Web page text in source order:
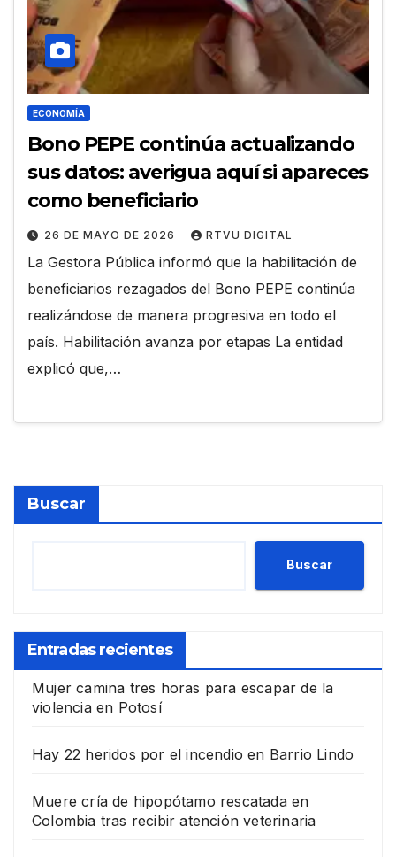
ECONOMÍA
Bono PEPE continúa actualizando
sus datos: averigua aquí si apareces
como beneficiario
26 DE MAYO DE 2026 RTVU DIGITAL
La Gestora Pública informó que la habilitación de
beneficiarios rezagados del Bono PEPE continúa
realizándose de manera progresiva en todo el
país. Habilitación avanza por etapas La entidad
explicó que,…
Buscar
Buscar
Entradas recientes
Mujer camina tres horas para escapar de la
violencia en Potosí
Hay 22 heridos por el incendio en Barrio Lindo
Muere cría de hipopótamo rescatada en
Colombia tras recibir atención veterinaria